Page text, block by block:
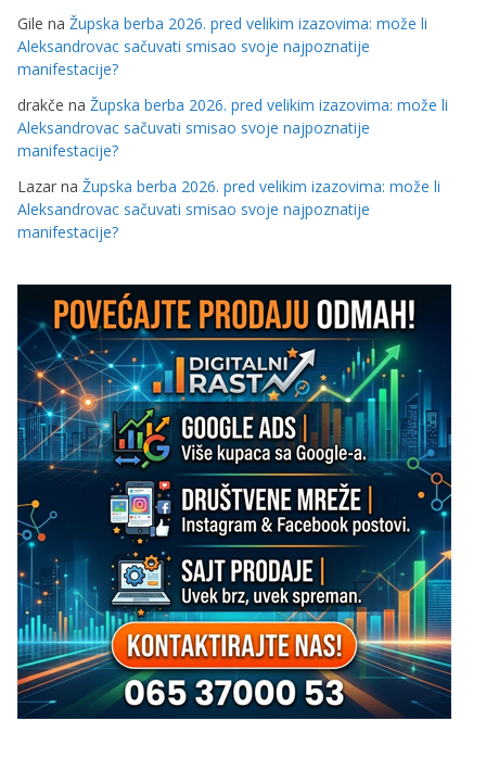
Gile na Župska berba 2026. pred velikim izazovima: može li
Aleksandrovac sačuvati smisao svoje najpoznatije
manifestacije?
drakče na Župska berba 2026. pred velikim izazovima: može li
Aleksandrovac sačuvati smisao svoje najpoznatije
manifestacije?
Lazar na Župska berba 2026. pred velikim izazovima: može li
Aleksandrovac sačuvati smisao svoje najpoznatije
manifestacije?